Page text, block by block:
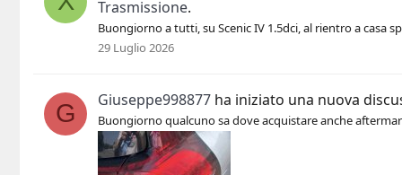
Trasmissione.
Buongiorno a tutti, su Scenic IV 1.5dci, al rientro a casa
29 Luglio 2026
G Giuseppe998877 ha iniziato una nuova
Buongiorno qualcuno sa dove acquistare anche